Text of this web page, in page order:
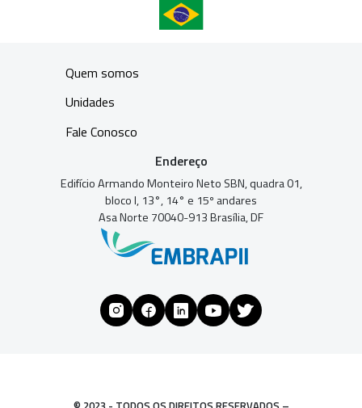
Quem somos
Unidades
Fale Conosco
Endereço
Edifício Armando Monteiro Neto SBN, quadra 01,
bloco I, 13°, 14° e 15º andares
Asa Norte 70040-913 Brasília, DF